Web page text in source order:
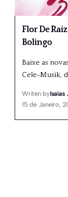
Flor De
Bolingo
Baixe as
Cele-Musik,
Writen byIsaías
15 de Janeiro,